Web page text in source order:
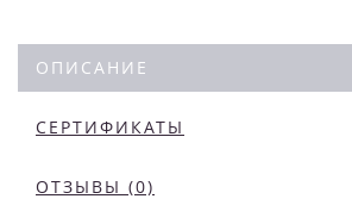
ОПИСАНИЕ
СЕРТИФИКАТЫ
ОТЗЫВЫ (0)